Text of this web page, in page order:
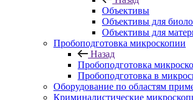
Объективы
Объективы для
Объективы для
Пробоподготовка микроскопии
Назад
Пробоподготовка
Пробоподготовка в
Оборудование по областям
Криминалистические